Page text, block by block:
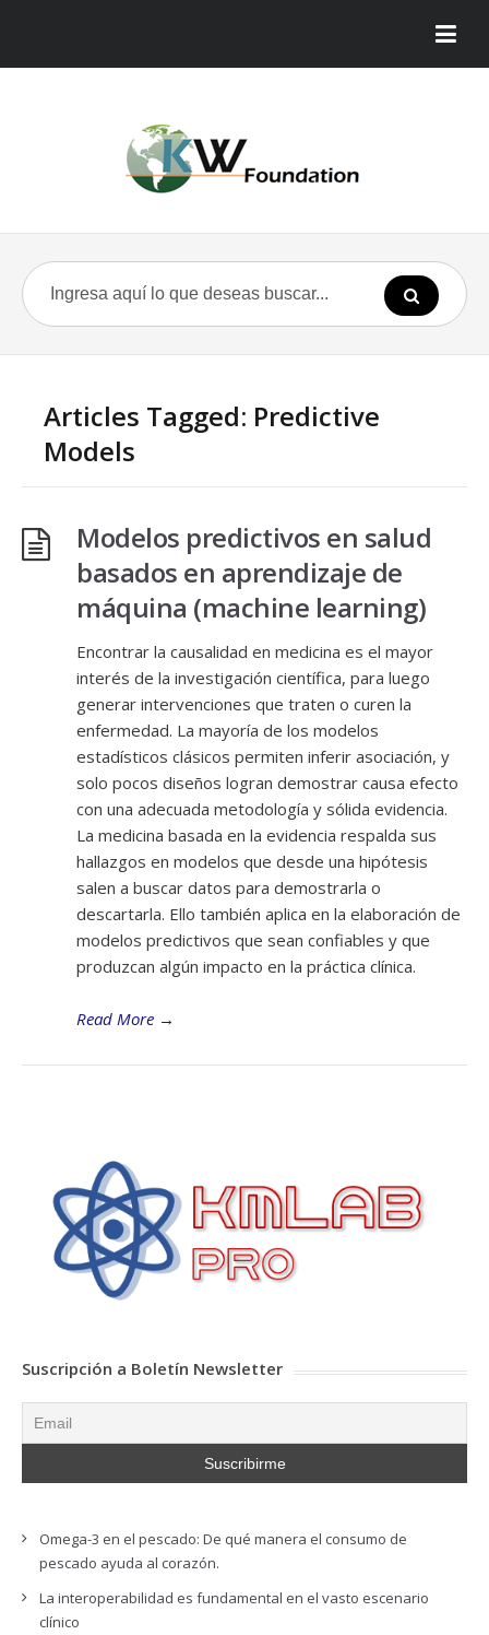
Articles Tagged: Predictive
Models
Modelos predictivos en salud
basados en aprendizaje de
máquina (machine learning)
Encontrar la causalidad en medicina es el mayor
interés de la investigación científica, para luego
generar intervenciones que traten o curen la
enfermedad. La mayoría de los modelos
estadísticos clásicos permiten inferir asociación, y
solo pocos diseños logran demostrar causa efecto
con una adecuada metodología y sólida evidencia.
La medicina basada en la evidencia respalda sus
hallazgos en modelos que desde una hipótesis
salen a buscar datos para demostrarla o
descartarla. Ello también aplica en la elaboración de
modelos predictivos que sean confiables y que
produzcan algún impacto en la práctica clínica.
Read More →
Suscripción a Boletín Newsletter
Omega-3 en el pescado: De qué manera el consumo de
pescado ayuda al corazón.
La interoperabilidad es fundamental en el vasto escenario
clínico